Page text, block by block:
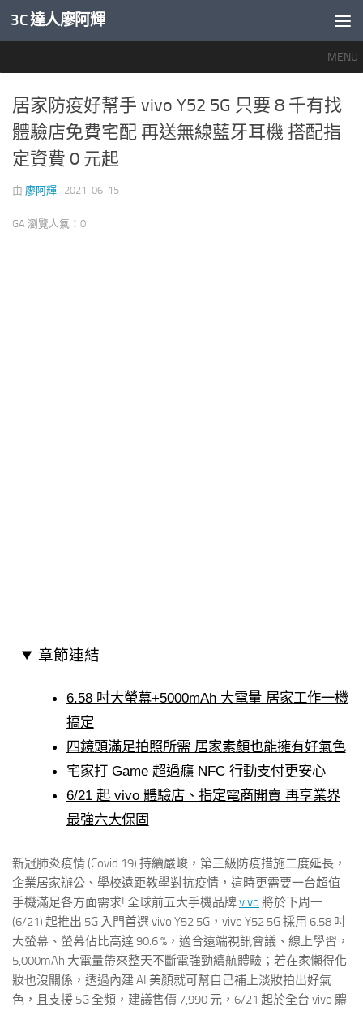
內文下方
3C 達人廖阿輝
MENU
0
居家防疫好幫手 vivo Y52 5G 只要 8 千有找
體驗店免費宅配 再送無線藍牙耳機 搭配指
定資費 0 元起
由 廖阿輝 · 2021-06-15
GA 瀏覽人氣：0
章節連結
6.58 吋大螢幕+5000mAh 大電量 居家工作一機
搞定
四鏡頭滿足拍照所需 居家素顏也能擁有好氣色
宅家打 Game 超過癮 NFC 行動支付更安心
6/21 起 vivo 體驗店、指定電商開賣 再享業界
最強六大保固
新冠肺炎疫情 (Covid 19) 持續嚴峻，第三級防疫措施二度延長，
企業居家辦公、學校遠距教學對抗疫情，這時更需要一台超值
手機滿足各方面需求! 全球前五大手機品牌vivo 將於下周一
(6/21) 起推出 5G 入門首選 vivo Y52 5G，vivo Y52 5G 採用 6.58 吋
大螢幕、螢幕佔比高達 90.6 %，適合遠端視訊會議、線上學習，
5,000mAh 大電量帶來整天不斷電強勁續航體驗；若在家懶得化
妝也沒關係，透過內建 AI 美顏就可幫自己補上淡妝拍出好氣
色，且支援 5G 全頻，建議售價 7,990 元，6/21 起於全台 vivo 體